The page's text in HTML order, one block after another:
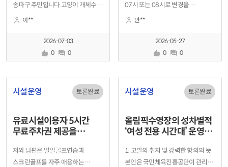
송파구 주민입니다 고양이 개체수가
늘어나면서 새들이 줄어들고
운동하는 다른분들도
걱정하세요 공원내 고양이 급식소를
없애야한다고 생각합니다 고양이들
합니다 공원 생물 생태계가
이**
2026-07-03
0
0
07시 또는 08시로 변경을
요청드립니다.평일은 06시 부터
생활리듬이 깨져, 개방시간 조정이
어려운지요?
안**
2026-05-27
0
0
시설운영 토론완료
유료시설이용자 5시간
무료주차권 제공을
저와 남편은 일일골프연습과
스크린골프를 자주 애용하는
시설운영 토론완료
올림픽수영장의 성차별적
‘여성 전용 시간대’ 운영에
요구 권고안
1. 고발의 취지 및 강력한 항의의 뜻
본인은 국민체육진흥공단이 관리·